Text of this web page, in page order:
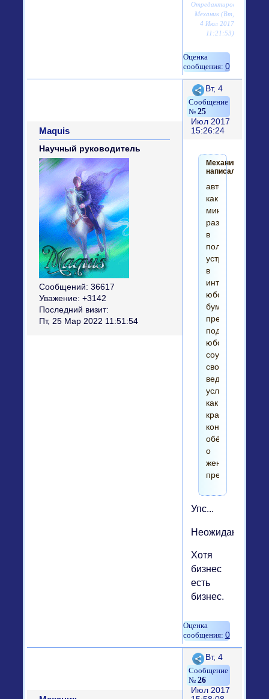
Отредактировано
Механик (Вт,
4 Июл 2017
11:21:53)
0
Поделиться
25
Вт, 4
Июл 2017
15:26:24
Maquis
Научный руководитель
Сообщений: 36617
Уважение: +3142
Последний визит:
Пт, 25 Мар 2022 11:51:54
Механик
написал(а):
автор,
как
минимум,
раз
в
полгода
устраивает
в
интернете
юбочный
бум,
предлагая
под
юбочным
соусом
свои
ведические
услуги
как
красивой
конфетной
обёрткой
о
женском
Упс...
Неожидано.
Хотя
бизнес
есть
бизнес.
0
Поделиться
26
Вт, 4
Июл 2017